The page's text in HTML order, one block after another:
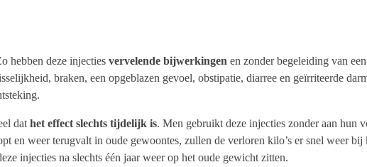
hebben deze injecties vervelende bijwerkingen en zonder begeleiding van
braken, een opgeblazen gevoel, obstipatie, diarree en geïrriteerde
dat het effect slechts tijdelijk is. Men gebruikt deze injecties zonder aan hun
en weer terugvalt in oude gewoontes, zullen de verloren kilo’s er snel weer
injecties na slechts één jaar weer op het oude gewicht zitten.